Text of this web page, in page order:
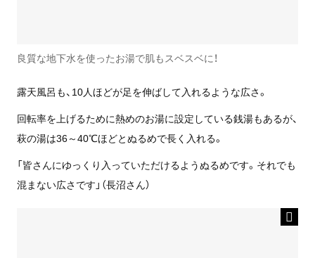
良質な地下水を使ったお湯で肌もスベスベに！
露天風呂も、10人ほどが足を伸ばして入れるような広さ。
回転率を上げるために熱めのお湯に設定している銭湯もあるが、
萩の湯は36～40℃ほどとぬるめで長く入れる。
「皆さんにゆっくり入っていただけるようぬるめです。それでも
混まない広さです」（長沼さん）